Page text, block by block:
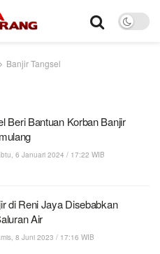
Banjir Tangsel
Beri Bantuan Korban Banjir
6 Januari 2024 / 17:22 WIB
di Reni Jaya Disebabkan
Air
8 Juni 2023 / 17:16 WIB